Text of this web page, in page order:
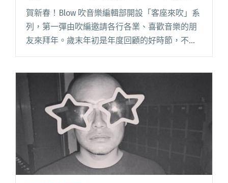
編曲
賀新春！Blow 吹音樂編輯部開設「客座來吹」系
列，第一彈由吹編邀請各行各業、喜歡音樂的朋
友來拜年。歲末年初是年度回顧的好時節，不同
於編輯部的綜觀視角，吹編攜手親朋好友，以自
單，希望這些私密閱讀全文 "【客座來吹｜年度
十選】「P!SCO吉他手」Rachel：我最喜歡的
2021年吉他讚編曲"